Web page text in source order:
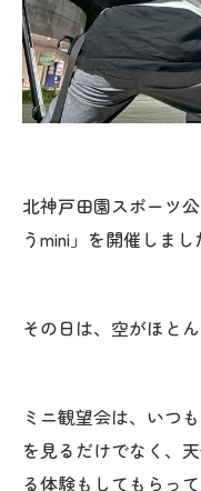
北神戸田園スポーツ
うmini」を開催しまし
その日は、空がほと
ミニ観望会は、いつ
を見るだけでなく、
る体験もしてもらって